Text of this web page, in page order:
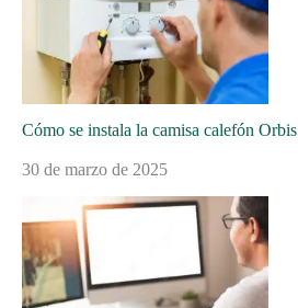
Cómo se instala la camisa calefón
30 de marzo de 2025